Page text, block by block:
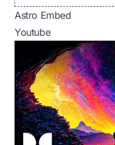
Astro Embed
Youtube